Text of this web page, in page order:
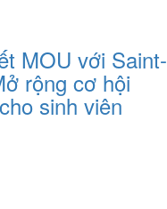
MOU với Saint-
rộng cơ hội
sinh viên